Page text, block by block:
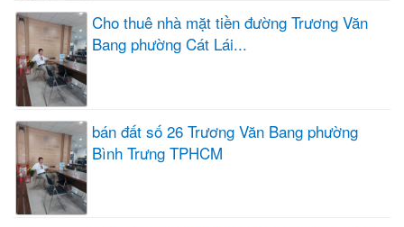
Cho thuê nhà mặt tiền đường Trương Văn
Bang phường Cát Lái...
bán đất số 26 Trương Văn Bang phường
Bình Trưng TPHCM